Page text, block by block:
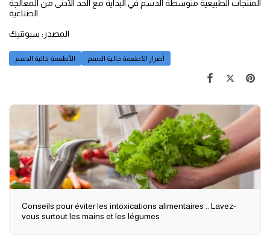
المنتجات الطبيعية متوسطة الدسم في البداية مع الحد الأدنى من المعالجة
المصدر: سبوتنيك
الأطعمة خالية الدسم أضرار الأطعمة خالية الدسم
Conseils pour éviter les intoxications alimentaires .. Lavez-
vous surtout les mains et les légumes